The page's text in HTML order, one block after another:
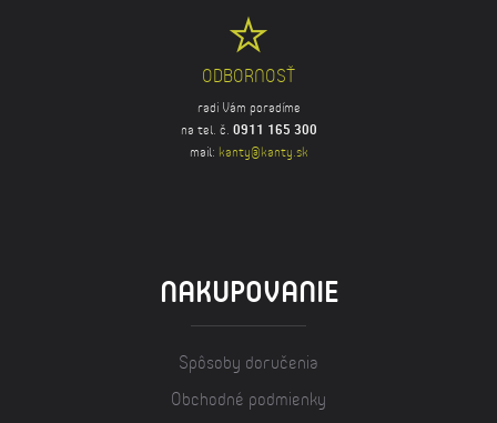
ODBORNOSŤ
radi Vám poradíme
na tel. č. 0911 165 300
mail: kanty@kanty.sk
NAKUPOVANIE
Spôsoby doručenia
Obchodné podmienky